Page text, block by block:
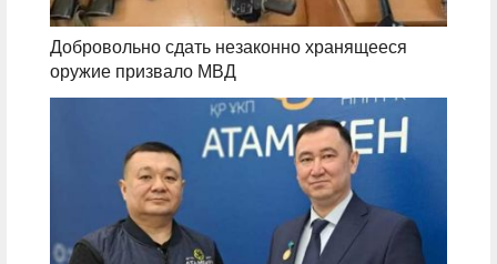
Добровольно сдать незаконно хранящееся
оружие призвало МВД